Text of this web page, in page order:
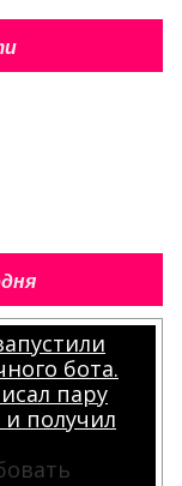
бота.
пару
получил